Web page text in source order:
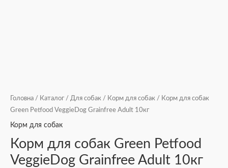
Головна / Каталог / Для собак / Корм для собак / Корм для собак
Green Petfood VeggieDog Grainfree Adult 10кг
Корм для собак
Корм для собак Green Petfood
VeggieDog Grainfree Adult 10кг